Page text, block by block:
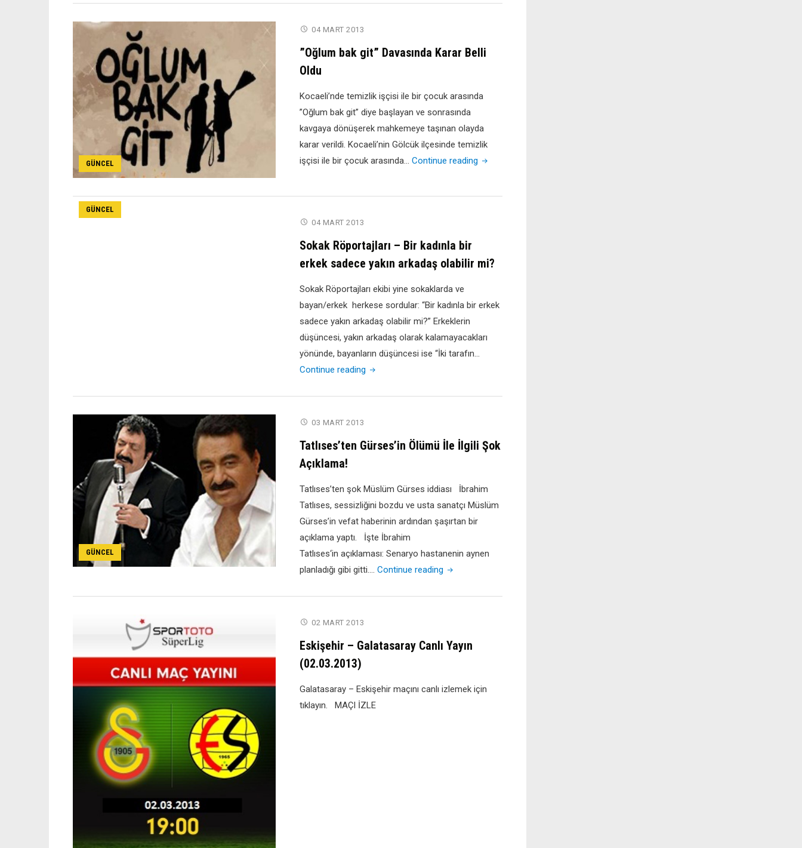
GÜNCEL
04 MART 2013
”Oğlum bak git” Davasında Karar Belli
Oldu
Kocaeli’nde temizlik işçisi ile bir çocuk arasında
”Oğlum bak git” diye başlayan ve sonrasında
kavgaya dönüşerek mahkemeye taşınan olayda
karar verildi. Kocaeli’nin Gölcük ilçesinde temizlik
işçisi ile bir çocuk arasında… Continue reading "”Oğlum
Oldu"
GÜNCEL
04 MART 2013
Sokak Röportajları – Bir kadınla bir
erkek sadece yakın arkadaş olabilir mi?
Sokak Röportajları ekibi yine sokaklarda ve
bayan/erkek herkese sordular: “Bir kadınla bir erkek
sadece yakın arkadaş olabilir mi?” Erkeklerin
düşüncesi, yakın arkadaş olarak kalamayacakları
yönünde, bayanların düşüncesi ise “İki tarafın…
Continue reading "Sokak
bir
olabilir
mi?"
GÜNCEL
03 MART 2013
Tatlıses’ten Gürses’in Ölümü İle İlgili Şok
Açıklama!
Tatlıses’ten şok Müslüm Gürses iddiası İbrahim
Tatlıses, sessizliğini bozdu ve usta sanatçı Müslüm
Gürses’in vefat haberinin ardından şaşırtan bir
açıklama yaptı. İşte İbrahim
Tatlıses‘in açıklaması: Senaryo hastanenin aynen
planladığı gibi gitti.… Continue reading "Tatlıses’ten
Şok
02 MART 2013
Eskişehir – Galatasaray Canlı Yayın
(02.03.2013)
Galatasaray – Eskişehir maçını canlı izlemek için
tıklayın. MAÇI İZLE